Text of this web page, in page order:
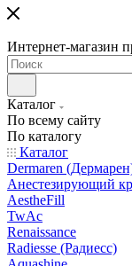
Интернет-магазин
Каталог
По всему сайту
По каталогу
Каталог
Dermaren
Анестезирующий
AestheFill
TwAc
Renaissance
Radiesse (Радиесс)